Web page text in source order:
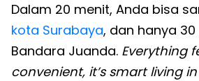
Dalam 20 menit, Anda bisa
kota Surabaya, dan hanya
Bandara Juanda. Everything
convenient, it’s smart living